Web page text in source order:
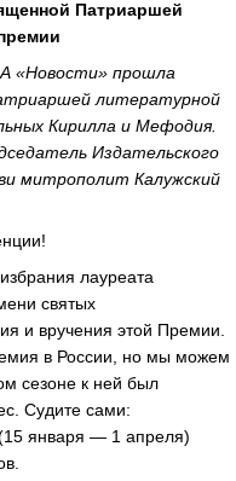
Патриаршей
«Новости» прошла
литературной
Кирилла и Мефодия.
Издательского
митрополит Калужский
!
лауреата
святых
и вручения этой Премии.
в России, но мы можем
сезоне к ней был
Судите сами:
января ― 1 апреля)